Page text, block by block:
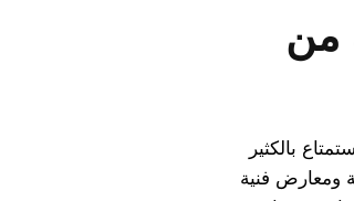
من
بالكثير
ومعارض فنية